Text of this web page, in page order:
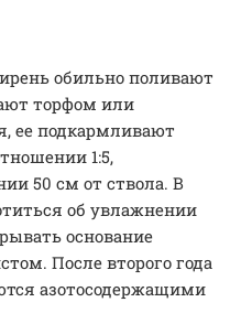
обильно поливают
торфом или
ее подкармливают
1:5,
50 см от ствола. В
об увлажнении
основание
После второго года
азотосодержащими